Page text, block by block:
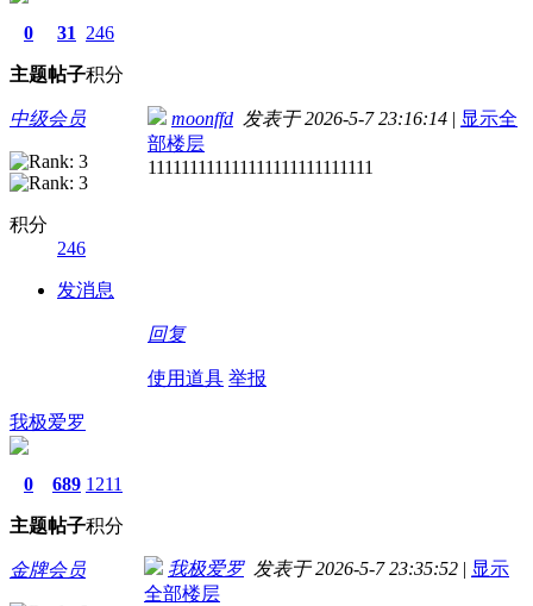
0
主题
31
帖子
246
积分
中级会员
积分
246
发消息
moonffd 发表于 2026-5-7 23:16:14 | 显示全
部楼层
111111111111111111111111111
回复
使用道具 举报
我极爱罗
0
主题
689
帖子
1211
积分
金牌会员 我极爱罗发表于 2026-5-7 23:35:52 | 显示
全部楼层